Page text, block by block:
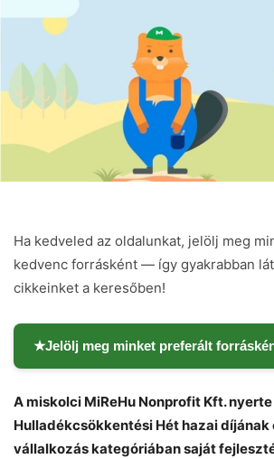
Ha kedveled az oldalunkat, jelölj meg
kedvenc forrásként — így gyakrabban
cikkeinket a keresőben!
★Jelölj meg minket preferált
A miskolci MiReHu Nonprofit Kft. nyerte
Hulladékcsökkentési Hét hazai díjának
vállalkozás kategóriában saját